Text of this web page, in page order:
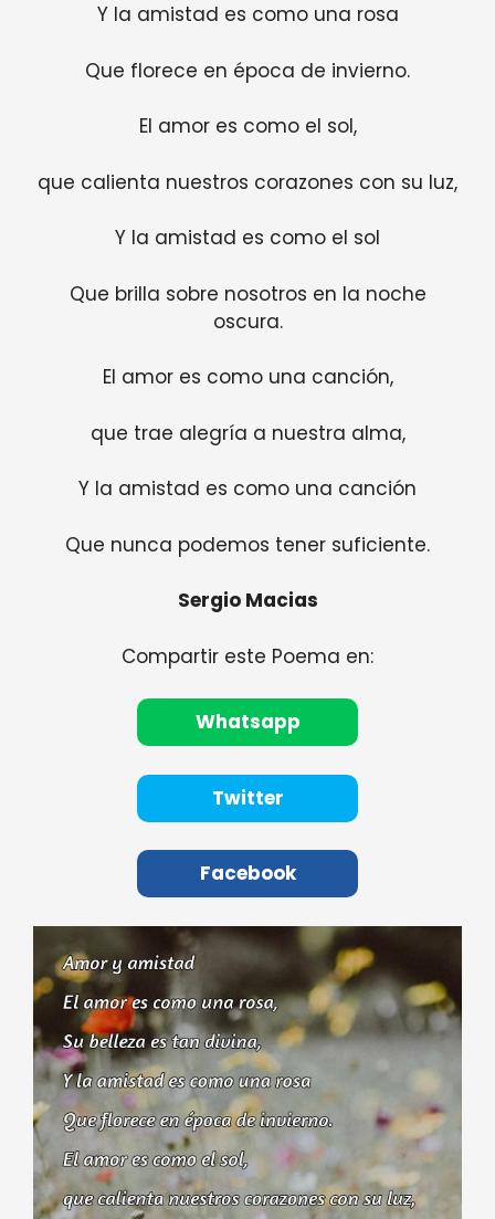
Y la amistad es como una rosa
Que florece en época de invierno.
El amor es como el sol,
que calienta nuestros corazones con su luz,
Y la amistad es como el sol
Que brilla sobre nosotros en la noche
oscura.
El amor es como una canción,
que trae alegría a nuestra alma,
Y la amistad es como una canción
Que nunca podemos tener suficiente.
Sergio Macias
Compartir este Poema en:
Whatsapp
Twitter
Facebook